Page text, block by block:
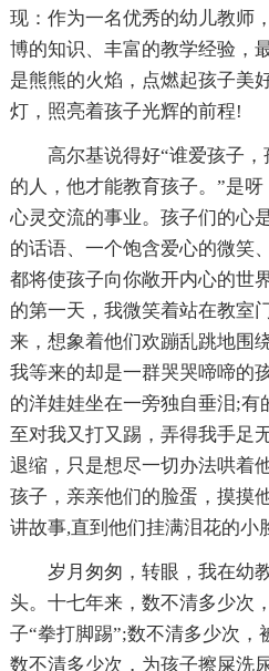
现：作为一名优秀的幼儿教师
博的知识、丰富的教学经验，
是熊熊的火焰，点燃起孩子美
灯，照亮着孩子光辉的前程!
高尔基说得好“谁爱孩子
的人，他才能教育孩子。”是
心灵交流的事业。孩子们的心
的话语、一个饱含爱心的微笑
都将使孩子向你敞开内心的世
的第一天，我微笑着站在教室
来，想象着他们欢蹦乱跳地围
我等来的却是一群哭哭啼啼的
的洋娃娃坐在一旁独自垂泪;
至对我又打又踢，弄得我手足
退缩，只是想尽一切办法哄着
孩子，亲亲他们的脸蛋，摸摸
讲故事,直到他们挂满泪花的小
岁月匆匆，转眼，我在幼
头。十七年来，数不清多少次
子“拳打脚踢”;数不清多少次，
数不清多少次，为孩子擦屎洗